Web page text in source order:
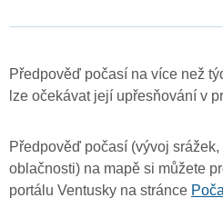
Předpověď počasí na více než
lze očekávat její upřesňování v
Předpověď počasí (vývoj
oblačnosti) na mapě si můžete
portálu Ventusky na stránce